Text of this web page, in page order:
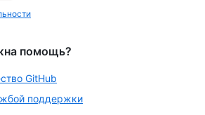
помощь?
GitHub
поддержки